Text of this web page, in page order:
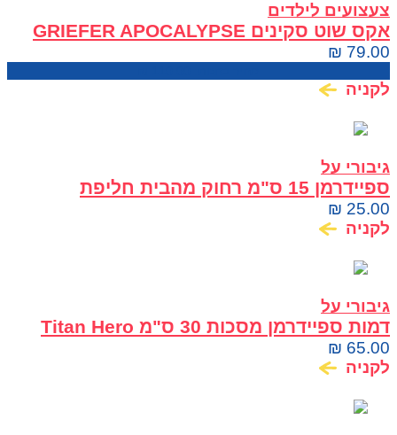
צעצועים לילדים
אקס שוט סקינים GRIEFER APOCALYPSE
₪ 79.00
לקניה
גיבורי על
ספיידרמן 15 ס"מ רחוק מהבית חליפת
התגנבות SPIDER MAN
₪ 25.00
לקניה
גיבורי על
דמות ספיידרמן מסכות 30 ס"מ Titan Hero
Series
₪ 65.00
לקניה